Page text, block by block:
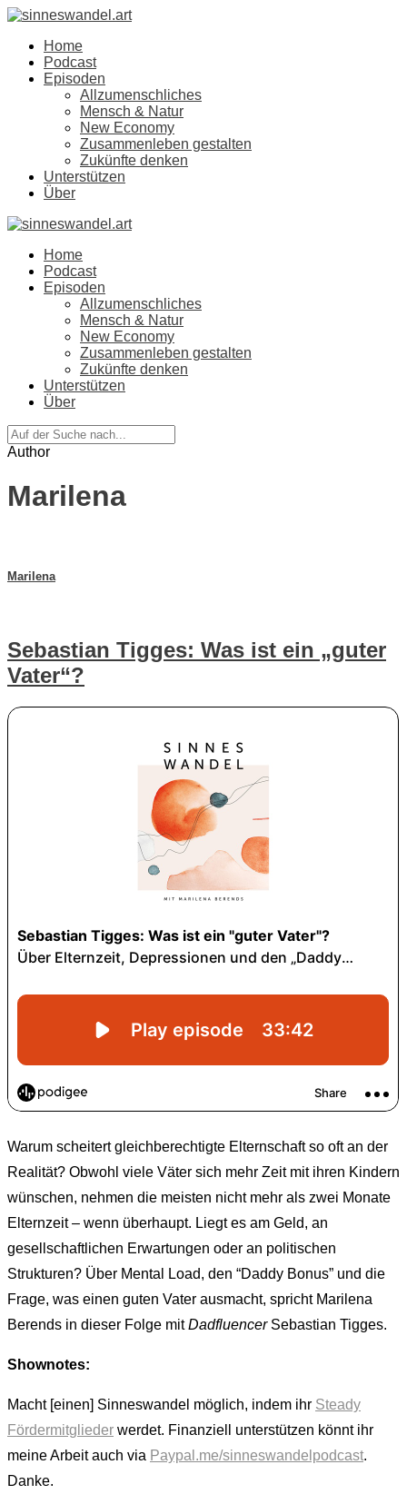
Home
Podcast
Episoden
Allzumenschliches
Mensch & Natur
New Economy
Zusammenleben gestalten
Zukünfte denken
Unterstützen
Über
Home
Podcast
Episoden
Allzumenschliches
Mensch & Natur
New Economy
Zusammenleben gestalten
Zukünfte denken
Unterstützen
Über
Author
Marilena
Marilena
Sebastian Tigges: Was ist ein „guter
Vater“?
Warum scheitert gleichberechtigte Elternschaft so oft an der
Realität? Obwohl viele Väter sich mehr Zeit mit ihren Kindern
wünschen, nehmen die meisten nicht mehr als zwei Monate
Elternzeit – wenn überhaupt. Liegt es am Geld, an
gesellschaftlichen Erwartungen oder an politischen
Strukturen? Über Mental Load, den “Daddy Bonus” und die
Frage, was einen guten Vater ausmacht, spricht Marilena
Berends in dieser Folge mitDadfluencerSebastian Tigges.
Shownotes:
Macht [einen] Sinneswandel möglich, indem ihr Steady
Fördermitglieder werdet. Finanziell unterstützen könnt ihr
meine Arbeit auch via Paypal.me/sinneswandelpodcast.
Danke.